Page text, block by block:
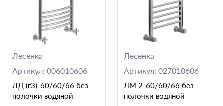
Лесенка
Артикул: 006010606
ЛД (г3)-60/60/66 без
полочки водяной
Лесенка
Артикул: 027010606
ЛМ 2-60/60/66 без
полочки водяной